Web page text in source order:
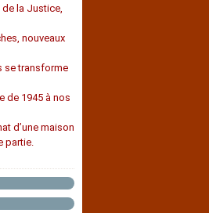
de la Justice,
nouveaux
se transforme
de 1945 à nos
d’une maison
partie.